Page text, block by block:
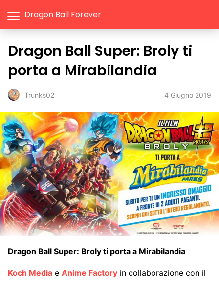
Dragon Ball Forever
Dragon Ball Super: Broly ti
porta a Mirabilandia
Trunks02 4 Giugno 2019
Dragon Ball Super: Broly ti porta a Mirabilandia
Koch Media e Anime Factory in collaborazione con il